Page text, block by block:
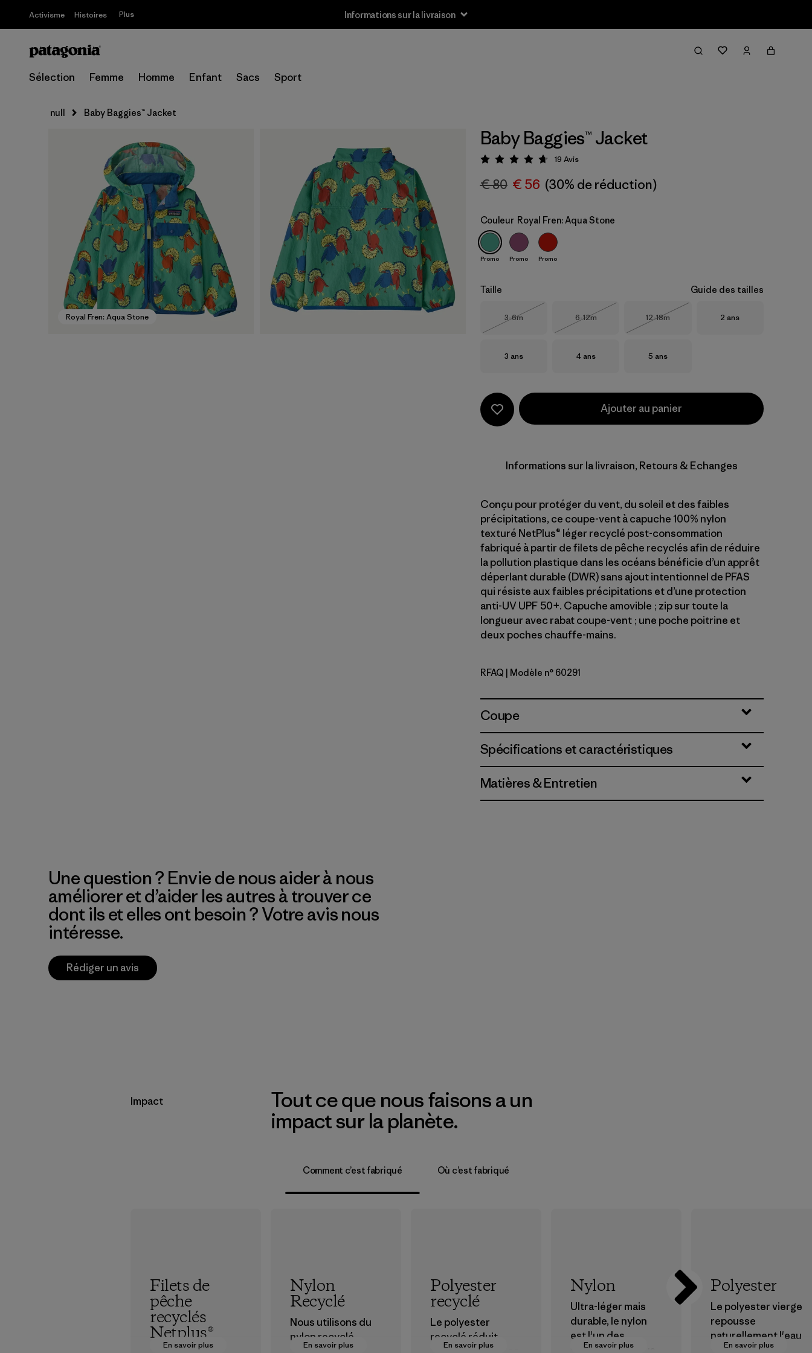
Activisme Histoires Plus Informations sur la livraison
Sélection Femme Homme Enfant Sacs Sport
null Baby Baggies™ Jacket
Royal Fren: Aqua Stone
Baby Baggies™ Jacket
Évaluation: 4.7 / 5
19 Avis
€ 80 € 56 (30% de réduction)
Couleur Royal Fren: Aqua Stone
Promo Promo Promo
Taille Guide des tailles
Taille
3-6m
Taille
6-12m
Taille
12-18m
Taille
2 ans
Taille
3 ans Taille
4 ans Taille
5 ans
Ajouter au panier
Informations sur la livraison, Retours & Echanges
Conçu pour protéger du vent, du soleil et des faibles
précipitations, ce coupe-vent à capuche 100% nylon
texturé NetPlus® léger recyclé post-consommation
fabriqué à partir de filets de pêche recyclés afin de réduire
la pollution plastique dans les océans bénéficie d’un apprêt
déperlant durable (DWR) sans ajout intentionnel de PFAS
qui résiste aux faibles précipitations et d’une protection
anti-UV UPF 50+. Capuche amovible ; zip sur toute la
longueur avec rabat coupe-vent ; une poche poitrine et
deux poches chauffe-mains.
Royal Fren: Aqua Stone
RFAQ | Modèle n° 60291
Coupe
Spécifications et caractéristiques
Matières & Entretien
Une question ? Envie de nous aider à nous
améliorer et d’aider les autres à trouver ce
dont ils et elles ont besoin ? Votre avis nous
intéresse.
Rédiger un avis
Impact
Tout ce que nous faisons a un
impact sur la planète.
Comment c’est fabriqué Où c’est fabriqué
En savoir plus
Filets de
pêche
recyclés
Netplus®
En savoir plus
Nylon
Recyclé
Nous utilisons du
nylon recyclé
En savoir plus
Polyester
recyclé
Le polyester
recyclé réduit
En savoir plus
Nylon
Ultra-léger mais
durable, le nylon
est l'un des
matériaux les plus
En savoir plus
Polyester
Le polyester vierge
repousse
naturellement l'eau
et est très